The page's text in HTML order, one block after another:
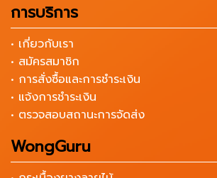
การบริการ
• เกี่ยวกับเรา
• สมัครสมาชิก
• การสั่งซื้อและการชำระเงิน
• แจ้งการชำระเงิน
• ตรวจสอบสถานะการจัดส่ง
WongGuru